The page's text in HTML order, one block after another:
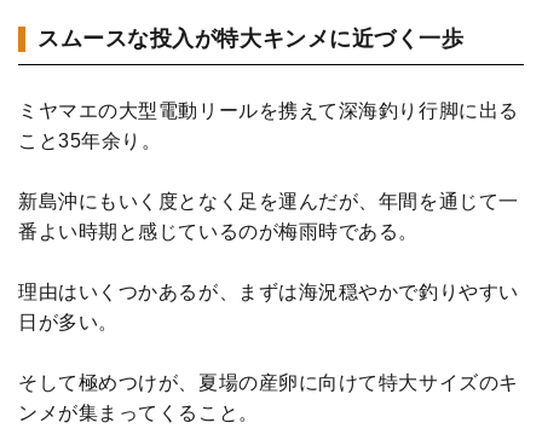
スムースな投入が特大キンメに近づく一歩
ミヤマエの大型電動リールを携えて深海釣り行脚に出る
こと35年余り。
新島沖にもいく度となく足を運んだが、年間を通じて一
番よい時期と感じているのが梅雨時である。
理由はいくつかあるが、まずは海況穏やかで釣りやすい
日が多い。
そして極めつけが、夏場の産卵に向けて特大サイズのキ
ンメが集まってくること。